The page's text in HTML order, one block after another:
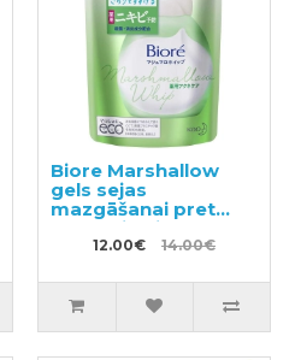
Biore Marshallow
gels sejas
mazgāšanai pret
akne, pildviela 130ml
12.00€ 14.00€